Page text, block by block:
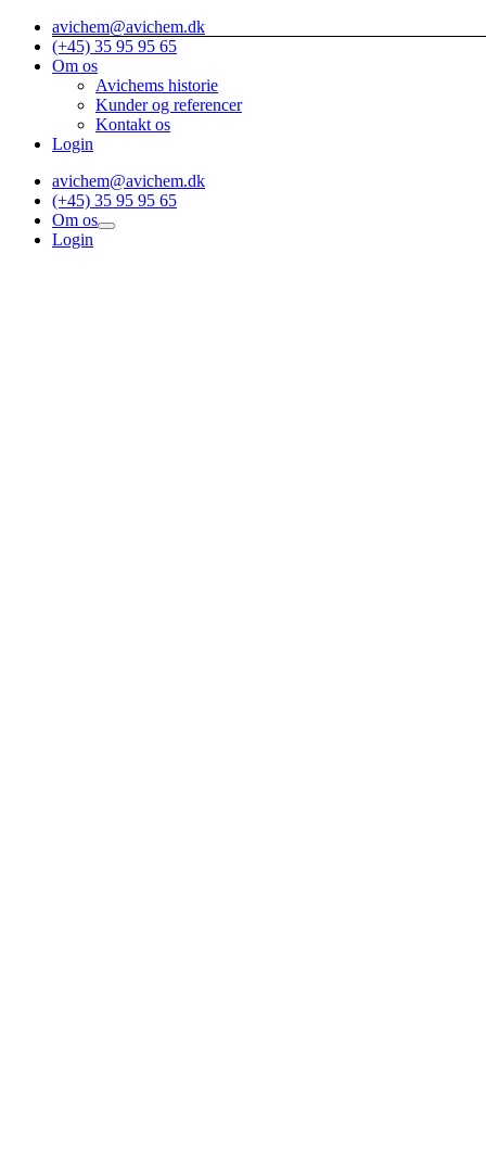
Skip
content
avichem@avichem.dk
(+45) 35 95 95 65
Om os
Avichems historie
Kunder og referencer
Kontakt os
Login
avichem@avichem.dk
(+45) 35 95 95 65
Om os
Login